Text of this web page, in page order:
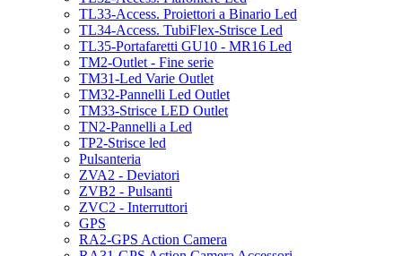
TL33-Access. Proiettori a Binario Led
TL34-Access. TubiFlex-Strisce Led
TL35-Portafaretti GU10 - MR16 Led
TM2-Outlet - Fine serie
TM31-Led Varie Outlet
TM32-Pannelli Led Outlet
TM33-Strisce LED Outlet
TN2-Pannelli a Led
TP2-Strisce led
Pulsanteria
ZVA2 - Deviatori
ZVB2 - Pulsanti
ZVC2 - Interruttori
GPS
RA2-GPS Action Camera